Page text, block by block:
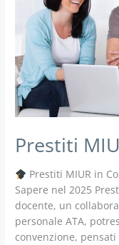
Prestiti
Prestiti MIUR in
Sapere nel 2025
docente, un
personale ATA,
convenzione,